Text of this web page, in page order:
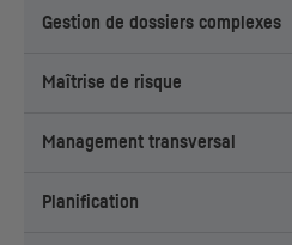
Gestion de dossiers complexes
Maîtrise de risque
Management transversal
Planification